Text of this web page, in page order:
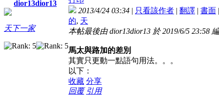
dior13dior13
天下一家
2013/4/24 03:34 | 只看該作者 | 翻譯 | 書面 |
的, 天
本帖最後由 dior13dior13 於 2019/6/5 23:58
馬太與路加的差別
其實只更動一點語句用法。。。
以下：
收藏 分享
回覆 引用